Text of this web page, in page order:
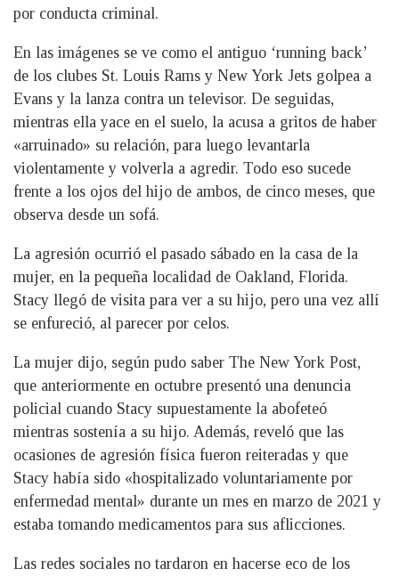
por conducta criminal.
En las imágenes se ve como el antiguo ‘running back’
de los clubes St. Louis Rams y New York Jets golpea a
Evans y la lanza contra un televisor. De seguidas,
mientras ella yace en el suelo, la acusa a gritos de haber
«arruinado» su relación, para luego levantarla
violentamente y volverla a agredir. Todo eso sucede
frente a los ojos del hijo de ambos, de cinco meses, que
observa desde un sofá.
La agresión ocurrió el pasado sábado en la casa de la
mujer, en la pequeña localidad de Oakland, Florida.
Stacy llegó de visita para ver a su hijo, pero una vez allí
se enfureció, al parecer por celos.
La mujer dijo, según pudo saber The New York Post,
que anteriormente en octubre presentó una denuncia
policial cuando Stacy supuestamente la abofeteó
mientras sostenía a su hijo. Además, reveló que las
ocasiones de agresión física fueron reiteradas y que
Stacy había sido «hospitalizado voluntariamente por
enfermedad mental» durante un mes en marzo de 2021 y
estaba tomando medicamentos para sus aflicciones.
Las redes sociales no tardaron en hacerse eco de los